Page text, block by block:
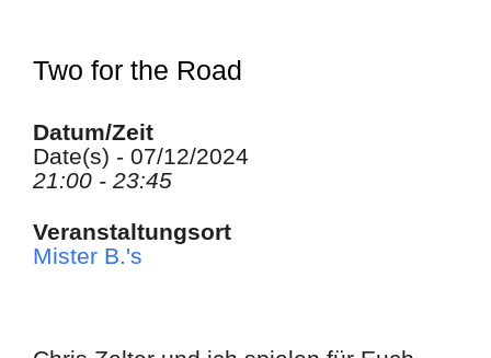
Two for the Road
Datum/Zeit
Date(s) - 07/12/2024
21:00 - 23:45
Veranstaltungsort
Mister B.'s